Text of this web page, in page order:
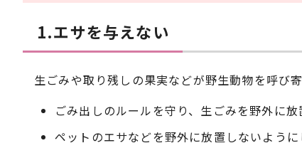
1.エサを与えない
生ごみや取り残しの果実などが野生動物を呼び
ごみ出しのルールを守り、生ごみを野外に
ペットのエサなどを野外に放置しないように